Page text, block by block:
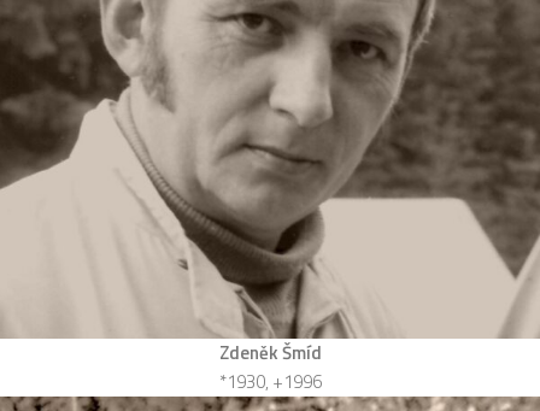
Zdeněk Šmíd
*1930, +1996